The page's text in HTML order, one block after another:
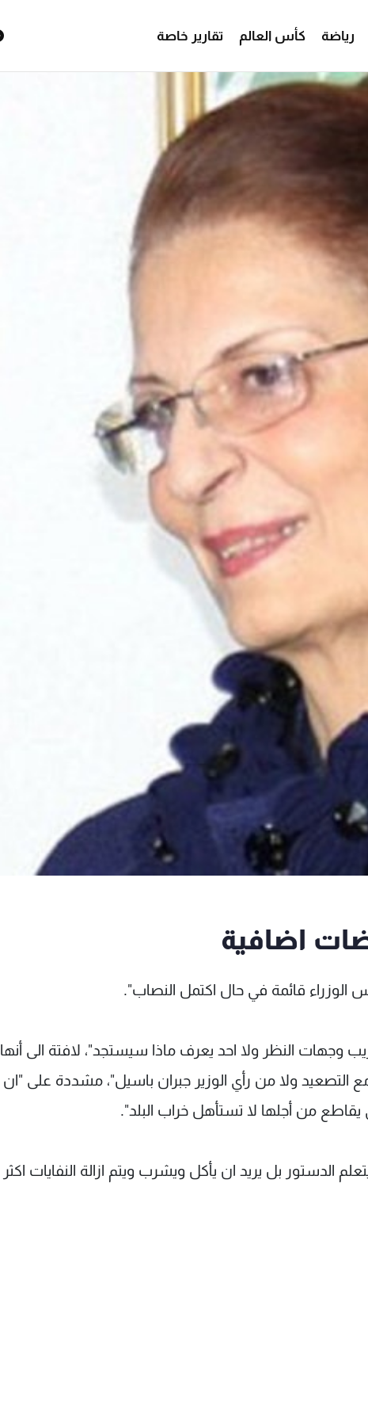
رياضة كأس العالم تقارير خاصة
اضافية
قائمة في حال اكتمل النصاب".
وجهات النظر ولا احد يعرف ماذا سيستجد"، لافتة الى أنها
التصعيد ولا من رأي الوزير جبران باسيل"، مشددة على "ان
من أجلها لا تستأهل خراب البلد".
الدستور بل يريد ان يأكل ويشرب ويتم ازالة النفايات اكثر